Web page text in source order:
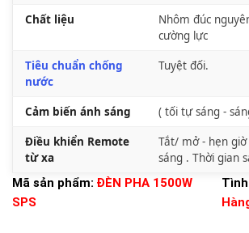
Chất liệu
Nhôm đúc
cường lực
Tiêu chuẩn chống
nước
Tuyệt đối.
Cảm biến ánh sáng ( tối tự sáng -
Điều khiển Remote
từ xa
Tắt/ mở - hẹn
sáng . Thời gian
Mã sản phẩm: ĐÈN PHA 1500W
SPS